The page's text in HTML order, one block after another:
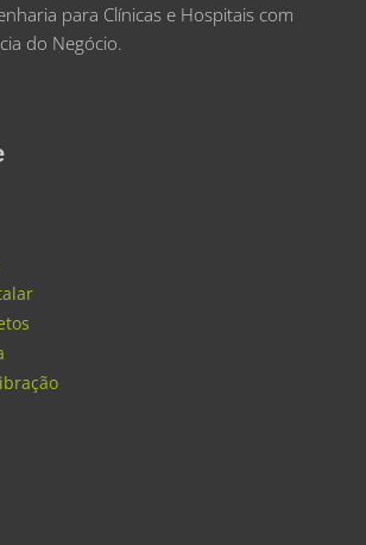
para Clínicas e Hospitais com
do Negócio.